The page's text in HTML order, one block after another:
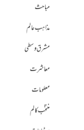
مباحث
مذاہب عالم
مشرق وسطی
معاشرت
معلومات
منتخب کالم